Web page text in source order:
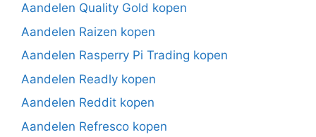
Aandelen Quality Gold kopen
Aandelen Raizen kopen
Aandelen Rasperry Pi Trading kopen
Aandelen Readly kopen
Aandelen Reddit kopen
Aandelen Refresco kopen